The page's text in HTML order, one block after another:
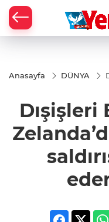
Anasayfa DÜNYA
Dışişleri